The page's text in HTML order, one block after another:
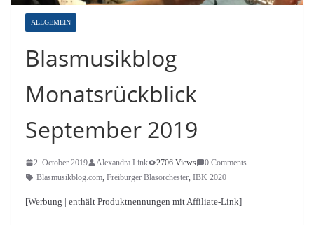
ALLGEMEIN
Blasmusikblog
Monatsrückblick
September 2019
2. October 2019 Alexandra Link 2706 Views
0 Comments
Blasmusikblog.com, Freiburger Blasorchester, IBK 2020
[Werbung | enthält Produktnennungen mit Affiliate-Link]